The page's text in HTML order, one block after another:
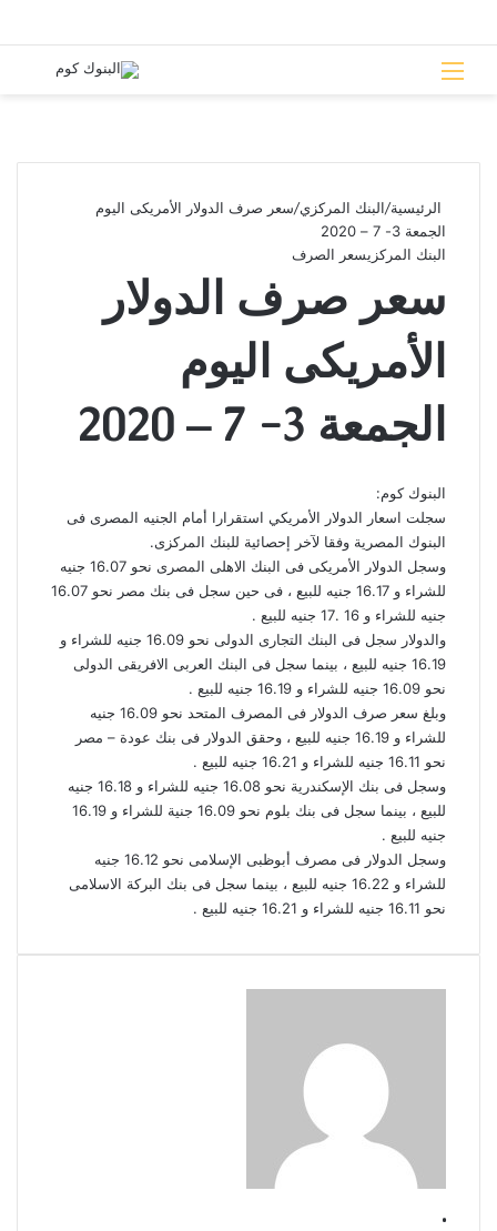
القائمة
الرئيسية/البنك المركزي/سعر صرف الدولار الأمريكى اليوم
الجمعة 3- 7 – 2020
البنك المركزيسعر الصرف
سعر صرف الدولار
الأمريكى اليوم
الجمعة 3- 7 – 2020
البنوك كوم:
سجلت اسعار الدولار الأمريكي استقرارا أمام الجنيه المصرى فى
البنوك المصرية وفقا لآخر إحصائية للبنك المركزى.
وسجل الدولار الأمريكى فى البنك الاهلى المصرى نحو 16.07 جنيه
للشراء و 16.17 جنيه للبيع ، فى حين سجل فى بنك مصر نحو 16.07
جنيه للشراء و 16 .17 جنيه للبيع .
والدولار سجل فى البنك التجارى الدولى نحو 16.09 جنيه للشراء و
16.19 جنيه للبيع ، بينما سجل فى البنك العربى الافريقى الدولى
نحو 16.09 جنيه للشراء و 16.19 جنيه للبيع .
وبلغ سعر صرف الدولار فى المصرف المتحد نحو 16.09 جنيه
للشراء و 16.19 جنيه للبيع ، وحقق الدولار فى بنك عودة – مصر
نحو 16.11 جنيه للشراء و 16.21 جنيه للبيع .
وسجل فى بنك الإسكندرية نحو 16.08 جنيه للشراء و 16.18 جنيه
للبيع ، بينما سجل فى بنك بلوم نحو 16.09 جنية للشراء و 16.19
جنيه للبيع .
وسجل الدولار فى مصرف أبوظبى الإسلامى نحو 16.12 جنيه
للشراء و 16.22 جنيه للبيع ، بينما سجل فى بنك البركة الاسلامى
نحو 16.11 جنيه للشراء و 16.21 جنيه للبيع .
.